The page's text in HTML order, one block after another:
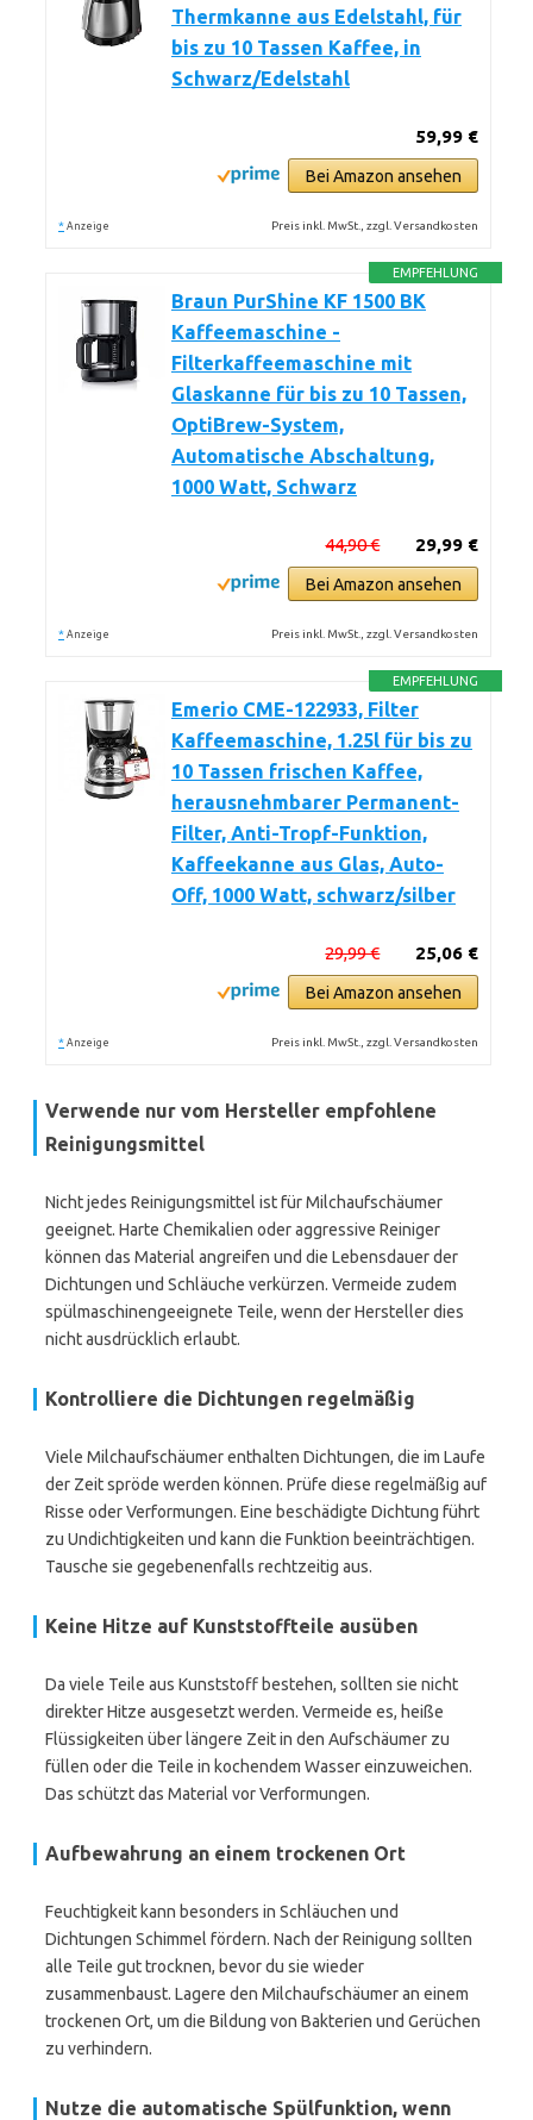
Thermkanne aus Edelstahl, für
bis zu 10 Tassen Kaffee, in
Schwarz/Edelstahl
59,99 €
Bei Amazon ansehen
* Anzeige Preis inkl. MwSt., zzgl. Versandkosten
EMPFEHLUNG
Braun PurShine KF 1500 BK
Kaffeemaschine -
Filterkaffeemaschine mit
Glaskanne für bis zu 10 Tassen,
OptiBrew-System,
Automatische Abschaltung,
1000 Watt, Schwarz
29,99 €
44,90 €
Bei Amazon ansehen
* Anzeige Preis inkl. MwSt., zzgl. Versandkosten
EMPFEHLUNG
Emerio CME-122933, Filter
Kaffeemaschine, 1.25l für bis zu
10 Tassen frischen Kaffee,
herausnehmbarer Permanent-
Filter, Anti-Tropf-Funktion,
Kaffeekanne aus Glas, Auto-
Off, 1000 Watt, schwarz/silber
25,06 €
29,99 €
Bei Amazon ansehen
* Anzeige Preis inkl. MwSt., zzgl. Versandkosten
Verwende nur vom Hersteller empfohlene
Reinigungsmittel
Nicht jedes Reinigungsmittel ist für Milchaufschäumer
geeignet. Harte Chemikalien oder aggressive Reiniger
können das Material angreifen und die Lebensdauer der
Dichtungen und Schläuche verkürzen. Vermeide zudem
spülmaschinengeeignete Teile, wenn der Hersteller dies
nicht ausdrücklich erlaubt.
Kontrolliere die Dichtungen regelmäßig
Viele Milchaufschäumer enthalten Dichtungen, die im Laufe
der Zeit spröde werden können. Prüfe diese regelmäßig auf
Risse oder Verformungen. Eine beschädigte Dichtung führt
zu Undichtigkeiten und kann die Funktion beeinträchtigen.
Tausche sie gegebenenfalls rechtzeitig aus.
Keine Hitze auf Kunststoffteile ausüben
Da viele Teile aus Kunststoff bestehen, sollten sie nicht
direkter Hitze ausgesetzt werden. Vermeide es, heiße
Flüssigkeiten über längere Zeit in den Aufschäumer zu
füllen oder die Teile in kochendem Wasser einzuweichen.
Das schützt das Material vor Verformungen.
Aufbewahrung an einem trockenen Ort
Feuchtigkeit kann besonders in Schläuchen und
Dichtungen Schimmel fördern. Nach der Reinigung sollten
alle Teile gut trocknen, bevor du sie wieder
zusammenbaust. Lagere den Milchaufschäumer an einem
trockenen Ort, um die Bildung von Bakterien und Gerüchen
zu verhindern.
Nutze die automatische Spülfunktion, wenn